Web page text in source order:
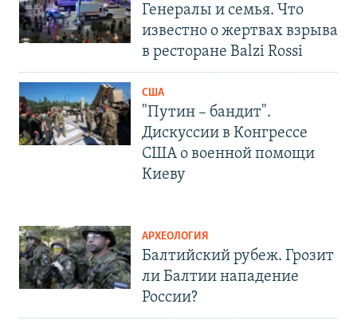
Генералы и семья. Что
известно о жертвах взрыва
в ресторане Balzi Rossi
США
"Путин – бандит".
Дискуссии в Конгрессе
США о военной помощи
Киеву
АРХЕОЛОГИЯ
Балтийский рубеж. Грозит
ли Балтии нападение
России?